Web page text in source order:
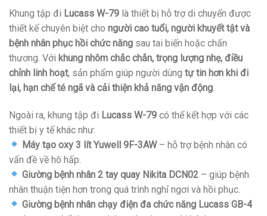
Khung tập đi Lucass W-79 là thiết bị hỗ trợ di chuyển được
thiết kế chuyên biệt cho người cao tuổi, người khuyết tật và
bệnh nhân phục hồi chức năng sau tai biến hoặc chấn
thương. Với khung nhôm chắc chắn, trọng lượng nhẹ, điều
chỉnh linh hoạt, sản phẩm giúp người dùng tự tin hơn khi đi
lại, hạn chế té ngã và cải thiện khả năng vận động.
Ngoài ra, khung tập đi Lucass W-79 có thể kết hợp với các
thiết bị y tế khác như:
Máy tạo oxy 3 lít Yuwell 9F-3AW– hỗ trợ bệnh nhân có
vấn đề về hô hấp.
Giường bệnh nhân 2 tay quay Nikita DCN02 – giúp bệnh
nhân thuận tiện hơn trong quá trình nghỉ ngơi và hồi phục.
Giường bệnh nhân chạy điện đa chức năng Lucass GB-4